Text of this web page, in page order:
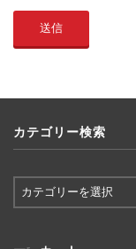
カテゴリー検索
テ